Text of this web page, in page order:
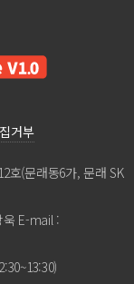
거부
호(문래동6가,문래SK
욱E-mail: